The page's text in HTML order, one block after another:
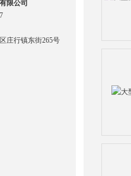
限公司
庄行镇东街265号